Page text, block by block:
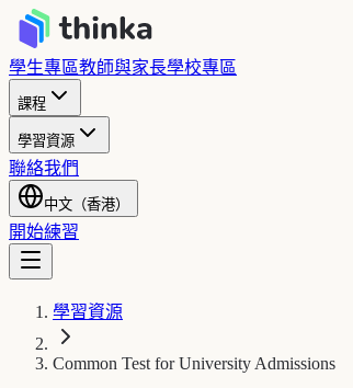
學生專區教師與家長學校專區
課程
學習資源
聯絡我們
中文（香港）
開始練習
學習資源
Common Test for University Admissions